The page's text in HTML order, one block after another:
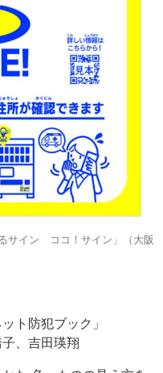
サイン ココ！サイン」（大阪
ト防犯ブック」
、吉田瑛翔